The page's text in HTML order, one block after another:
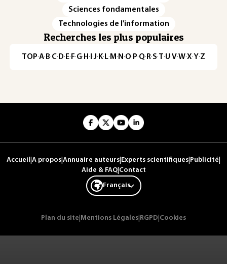
Sciences fondamentales
Technologies de l'information
Recherches les plus populaires
TOP·A·B·C·D· E· F·G· H · ·J· K· L· M · N ·O·P·Q·R·S·T·U·V·W·X·Y·Z
Accueil A propos Annuaire auteurs Experts scientifiques Publicité
Aide & FAQ| Contact
Français
Plan du site Mentions Légales RGPD Cookies